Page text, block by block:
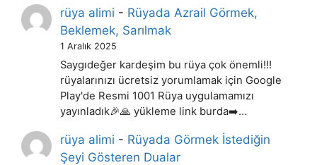
rüya alimi - Rüyada Azrail Görmek,
Beklemek, Sarılmak
1 Aralık 2025
Saygıdeğer kardeşim bu rüya çok önemli!!!
rüyalarınızı ücretsiz yorumlamak için Google
Play'de Resmi 1001 Rüya uygulamamızı
yayınladık🎉🙏 yükleme link burda➡️…
rüya alimi - Rüyada Görmek İstediğin
Şeyi Gösteren Dualar